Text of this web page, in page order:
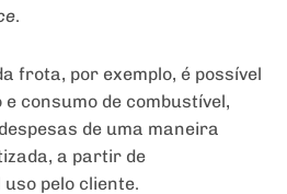
.
frota, por exemplo, é possível
consumo de combustível,
de uma maneira
a partir de
uso pelo cliente.